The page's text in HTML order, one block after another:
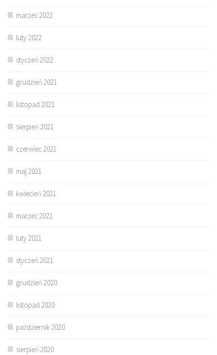
marzec 2022
luty 2022
styczeń 2022
grudzień 2021
listopad 2021
sierpień 2021
czerwiec 2021
maj 2021
kwiecień 2021
marzec 2021
luty 2021
styczeń 2021
grudzień 2020
listopad 2020
październik 2020
sierpień 2020